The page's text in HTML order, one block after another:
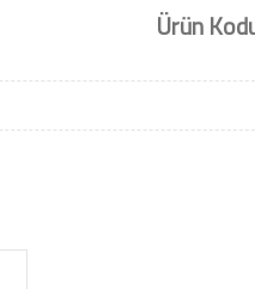
Ürün